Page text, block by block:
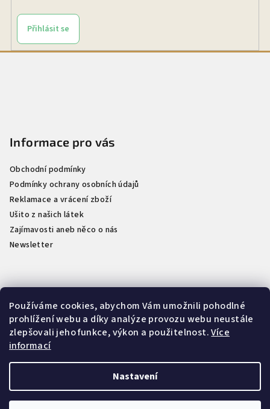
Používáme cookies, abychom Vám umožnili pohodlné
prohlížení webu a díky analýze provozu webu neustále
zlepšovali jeho funkce, výkon a použitelnost.Více
informací
Nastavení
Přihlásit se
Informace pro vás
Obchodní podmínky
Podmínky ochrany osobních údajů
Reklamace a vrácení zboží
Ušito z našich látek
Zajímavosti aneb něco o nás
Newsletter
Kontakt
info @naselatky.cz
733 712 333